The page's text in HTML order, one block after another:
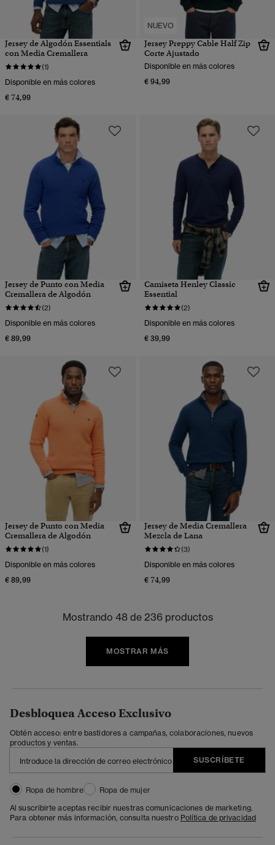
Jersey de Algodón Essentials
con Media Cremallera
(1)
Disponible en más colores
€ 74,99
NUEVO
Jersey Preppy Cable Half Zip
Corte Ajustado
Disponible en más colores
€ 94,99
Jersey de Punto con Media
Cremallera de Algodón
(2)
Disponible en más colores
€ 89,99
Camiseta Henley Classic
Essential
(2)
Disponible en más colores
€ 39,99
Jersey de Punto con Media
Cremallera de Algodón
(1)
Disponible en más colores
€ 89,99
Jersey de Media Cremallera
Mezcla de Lana
(3)
Disponible en más colores
€ 74,99
Mostrando 48 de 236 productos
MOSTRAR MÁS
Desbloquea Acceso Exclusivo
Obtén acceso: entre bastidores a campañas, colaboraciones, nuevos
productos y ventas.
SUSCRÍBETE
Ropa de hombre
Ropa de mujer
Al suscribirte aceptas recibir nuestras comunicaciones de marketing.
Para obtener más información, consulta nuestro Política de privacidad